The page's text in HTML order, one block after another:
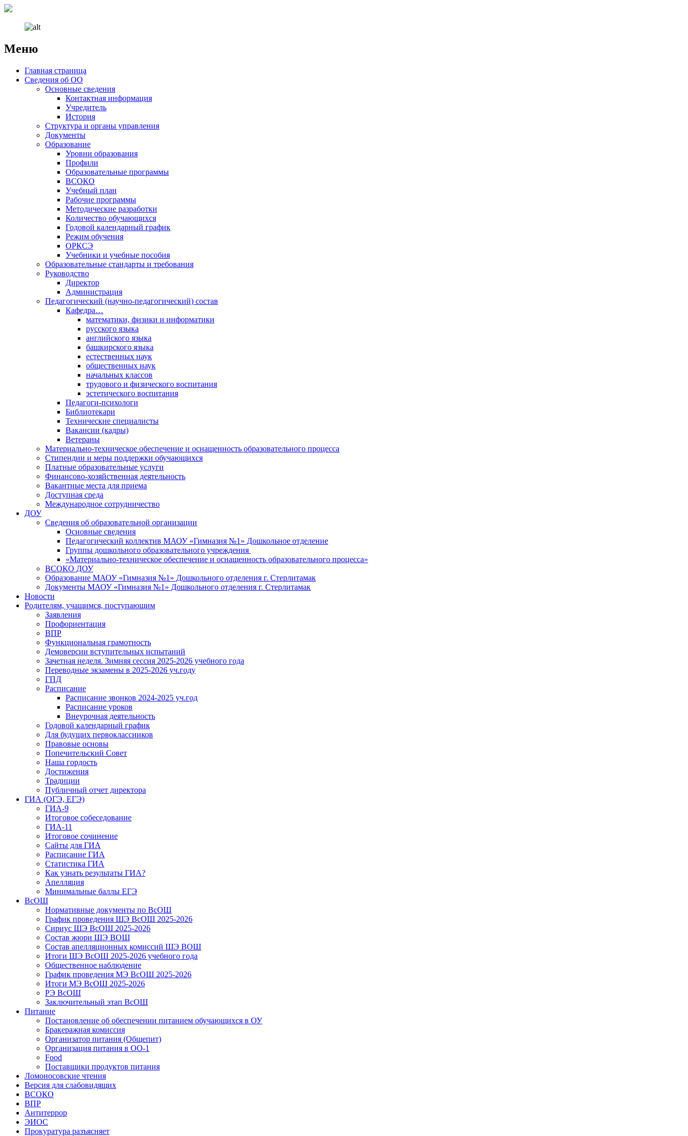
Меню
НаверхГлавная страница
Сведения об ОО
Основные сведения
Контактная информация
Учредитель
История
Структура и органы управления
Документы
Образование
Уровни образования
Профили
Образовательные программы
ВСОКО
Учебный план
Рабочие программы
Методические разработки
Количество обучающихся
Годовой календарный график
Режим обучения
ОРКСЭ
Учебники и учебные пособия
Образовательные стандарты и требования
Руководство
Директор
Администрация
Педагогический (научно-педагогический) состав
Кафедра…
математики, физики и информатики
русского языка
английского языка
башкирского языка
естественных наук
общественных наук
начальных классов
трудового и физического воспитания
эстетического воспитания
Педагоги-психологи
Библиотекари
Технические специалисты
Вакансии (кадры)
Ветераны
Материально-техническое обеспечение и оснащенность образовательного процесса
Стипендии и меры поддержки обучающихся
Платные образовательные услуги
Финансово-хозяйственная деятельность
Вакантные места для приема
Доступная среда
Международное сотрудничество
ДОУ
Сведения об образовательной организации
Основные сведения
Педагогический коллектив МАОУ «Гимназия №1» Дошкольное отделение
Группы дошкольного образовательного учреждения
«Материально-техническое обеспечение и оснащенность образовательного процесса»
ВСОКО ДОУ
Образование МАОУ «Гимназия №1» Дошкольного отделения г. Стерлитамак
Документы МАОУ «Гимназия №1» Дошкольного отделения г. Стерлитамак
Новости
Родителям, учащимся, поступающим
Заявления
Профориентация
ВПР
Функциональная грамотность
Демоверсии вступительных испытаний
Зачетная неделя. Зимняя сессия 2025-2026 учебного года
Переводные экзамены в 2025-2026 уч.году
ГПД
Расписание
Расписание звонков 2024-2025 уч.год
Расписание уроков
Внеурочная деятельность
Годовой календарный график
Для будущих первоклассников
Правовые основы
Попечительский Совет
Наша гордость
Достижения
Традиции
Публичный отчет директора
ГИА (ОГЭ, ЕГЭ)
ГИА-9
Итоговое собеседование
ГИА-11
Итоговое сочинение
Сайты для ГИА
Расписание ГИА
Статистика ГИА
Как узнать результаты ГИА?
Апелляция
Минимальные баллы ЕГЭ
ВсОШ
Нормативные документы по ВсОШ
График проведения ШЭ ВсОШ 2025-2026
Сириус ШЭ ВсОШ 2025-2026
Состав жюри ШЭ ВОШ
Состав апелляционных комиссий ШЭ ВОШ
Итоги ШЭ ВсОШ 2025-2026 учебного года
Общественное наблюдение
График проведения МЭ ВсОШ 2025-2026
Итоги МЭ ВсОШ 2025-2026
РЭ ВсОШ
Заключительный этап ВсОШ
Питание
Постановление об обеспечении питанием обучающихся в ОУ
Бракеражная комиссия
Организатор питания (Общепит)
Организация питания в ОО-1
Food
Поставщики продуктов питания
Ломоносовские чтения
Версия для слабовидящих
ВСОКО
ВПР
Антитеррор
ЭИОС
Прокуратура разъясняет